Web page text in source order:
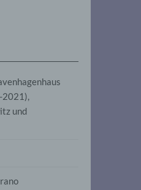
2021),
und